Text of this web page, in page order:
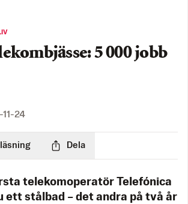
5 000 jobb
24
Dela
telekomoperatör Telefónica
ett stålbad – det andra på två år